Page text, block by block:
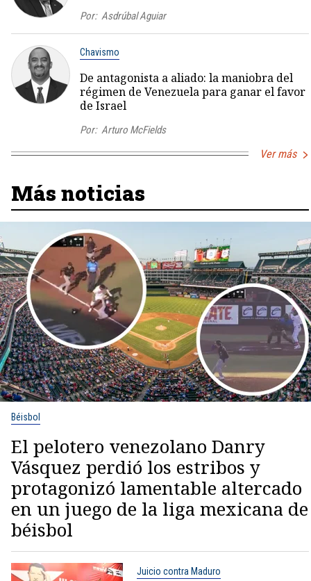
Por: Asdrúbal Aguiar
Chavismo
De antagonista a aliado: la maniobra del
régimen de Venezuela para ganar el favor
de Israel
Por: Arturo McFields
Ver más
Más noticias
Béisbol
El pelotero venezolano Danry
Vásquez perdió los estribos y
protagonizó lamentable altercado
en un juego de la liga mexicana de
béisbol
Juicio contra Maduro